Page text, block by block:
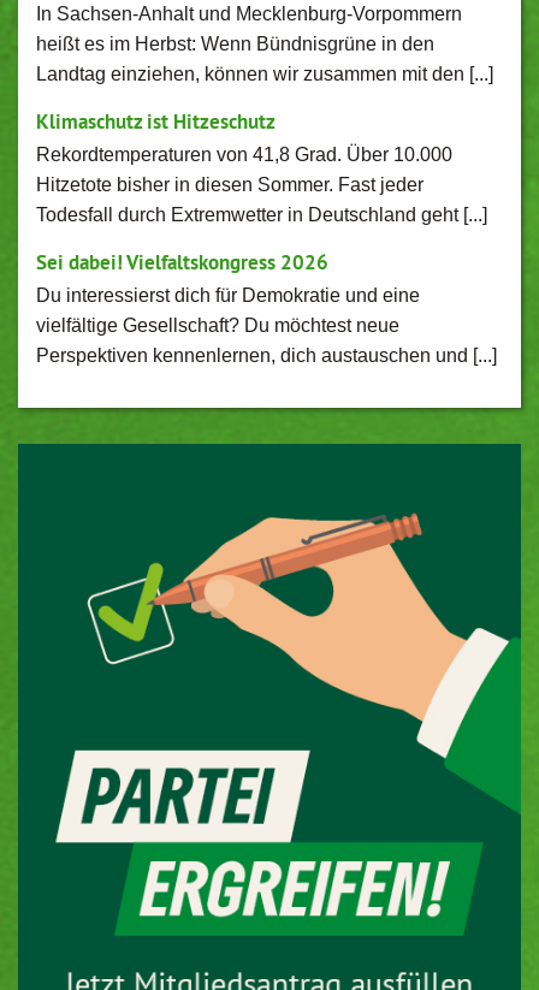
In Sachsen-Anhalt und Mecklenburg-Vorpommern
heißt es im Herbst: Wenn Bündnisgrüne in den
Landtag einziehen, können wir zusammen mit den [...]
Klimaschutz ist Hitzeschutz
Rekordtemperaturen von 41,8 Grad. Über 10.000
Hitzetote bisher in diesen Sommer. Fast jeder
Todesfall durch Extremwetter in Deutschland geht [...]
Sei dabei! Vielfaltskongress 2026
Du interessierst dich für Demokratie und eine
vielfältige Gesellschaft? Du möchtest neue
Perspektiven kennenlernen, dich austauschen und [...]